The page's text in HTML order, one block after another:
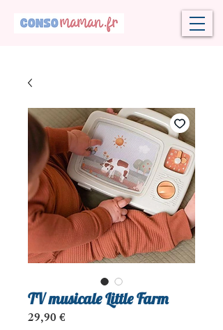
TV musicale Little Farm
29,90 €